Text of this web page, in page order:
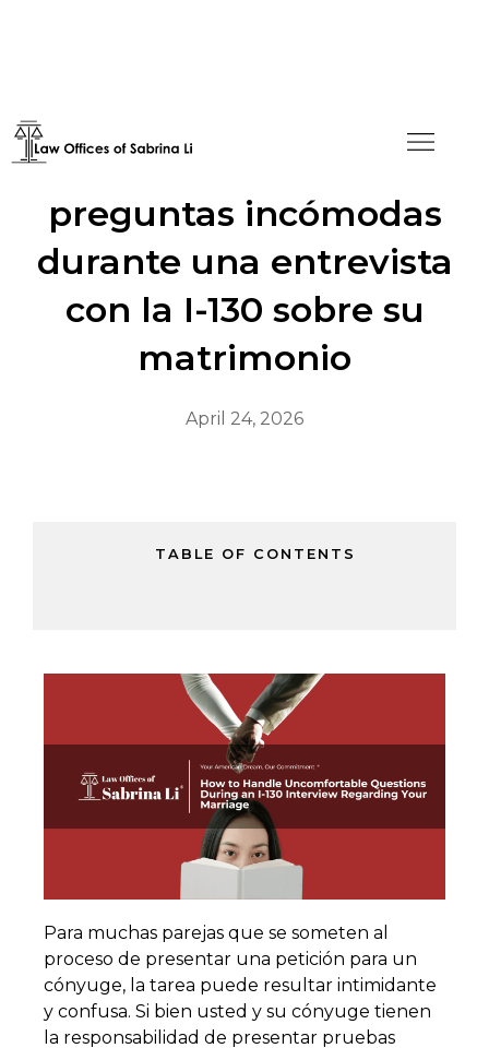
Cómo manejar las
preguntas incómodas
durante una entrevista
con la I-130 sobre su
matrimonio
April 24, 2026
TABLE OF CONTENTS
Para muchas parejas que se someten al
proceso de presentar una petición para un
cónyuge, la tarea puede resultar intimidante
y confusa. Si bien usted y su cónyuge tienen
la responsabilidad de presentar pruebas